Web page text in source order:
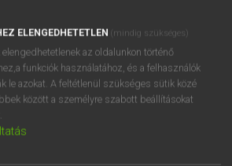
APPLIKÁCIÓ
ELENGEDHETETLEN (mindig szükséges)
elengedhetetlenek az oldalunkon történő
funkciók használatához, és a felhasználók
le azokat. A feltétlenül szükséges sütik közé
között a személyre szabott beállításokat